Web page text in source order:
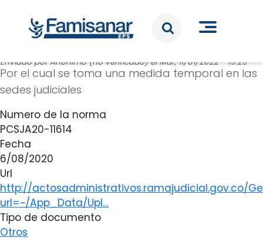
Enviado porAnónimo (no verificado)elMar, 11/01/2022 - 19:29
Por el cual se toma una medida temporal en las
sedes judiciales
Numero de la norma
PCSJA20-11614
Fecha
6/08/2020
Url
http://actosadministrativos.ramajudicial.gov.co/
url=~/App_Data/Upl…
Tipo de documento
Otros